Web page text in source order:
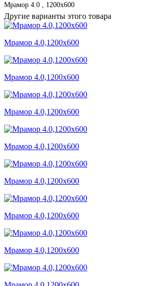
Мрамор 4.0 , 1200x600
Другие варианты этого товара
Мрамор 4.0,1200x600
Мрамор 4.0,1200x600
Мрамор 4.0,1200x600
Мрамор 4.0,1200x600
Мрамор 4.0,1200x600
Мрамор 4.0,1200x600
Мрамор 4.0,1200x600